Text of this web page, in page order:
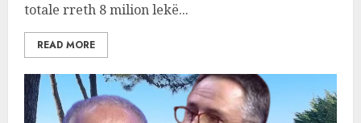
totale rreth 8 milion lekë...
READ MORE